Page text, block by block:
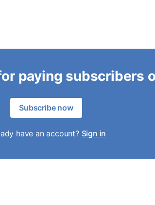
paying subscribers
Subscribe now
have an account? Sign in